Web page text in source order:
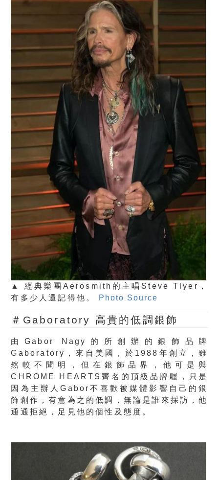
▲ 經典樂團Aerosmith的主唱Steve Tlyer，
有多少人還記得他。 Photo Source
＃Gaboratory 高貴的低調銀飾
由Gabor Nagy的所創辦的銀飾品牌
Gaboratory，來自美國，於1988年創立，雖
然較不聞明，但在銀飾品界，他可是與
CHROME HEARTS齊名的頂級品牌喔，只是
因為主辦人Gabor不喜歡被媒體影響自己的銀
飾創作，有意為之的低調，無論是誰來採訪，他
通通拒絕，足見他的個性及態度。